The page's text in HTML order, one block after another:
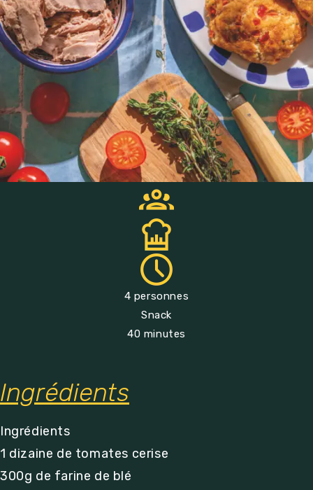
4 personnes
Snack
40 minutes
Ingrédients
Ingrédients
1 dizaine de tomates cerise
300g de farine de blé